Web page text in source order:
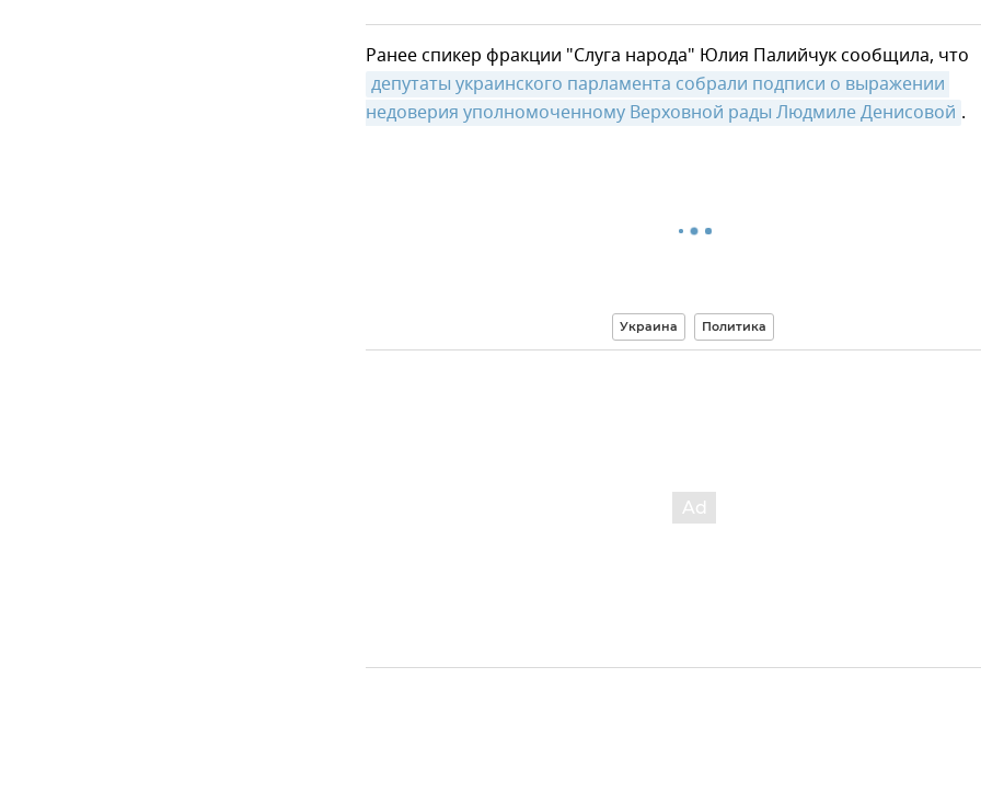
Ранее спикер фракции "Слуга народа" Юлия Палийчук сообщила, что
депутаты украинского парламента собрали подписи о выражении
недоверия уполномоченному Верховной рады Людмиле Денисовой .
Украина Политика